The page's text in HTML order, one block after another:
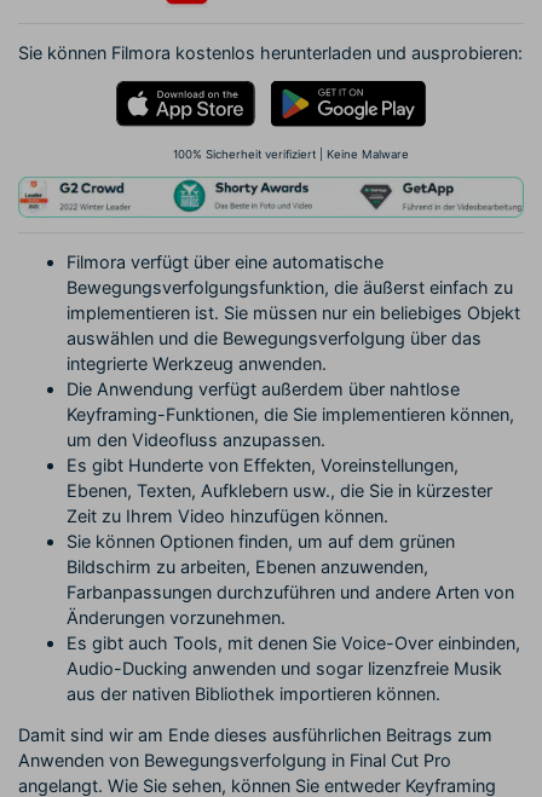
Sie können Filmora kostenlos herunterladen und ausprobieren:
100% Sicherheit verifiziert | Keine Malware
Filmora verfügt über eine automatische
Bewegungsverfolgungsfunktion, die äußerst einfach zu
implementieren ist. Sie müssen nur ein beliebiges Objekt
auswählen und die Bewegungsverfolgung über das
integrierte Werkzeug anwenden.
Die Anwendung verfügt außerdem über nahtlose
Keyframing-Funktionen, die Sie implementieren können,
um den Videofluss anzupassen.
Es gibt Hunderte von Effekten, Voreinstellungen,
Ebenen, Texten, Aufklebern usw., die Sie in kürzester
Zeit zu Ihrem Video hinzufügen können.
Sie können Optionen finden, um auf dem grünen
Bildschirm zu arbeiten, Ebenen anzuwenden,
Farbanpassungen durchzuführen und andere Arten von
Änderungen vorzunehmen.
Es gibt auch Tools, mit denen Sie Voice-Over einbinden,
Audio-Ducking anwenden und sogar lizenzfreie Musik
aus der nativen Bibliothek importieren können.
Damit sind wir am Ende dieses ausführlichen Beitrags zum
Anwenden von Bewegungsverfolgung in Final Cut Pro
angelangt. Wie Sie sehen, können Sie entweder Keyframing